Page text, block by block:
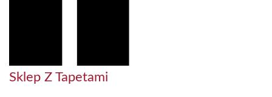
Sklep Z Tapetami